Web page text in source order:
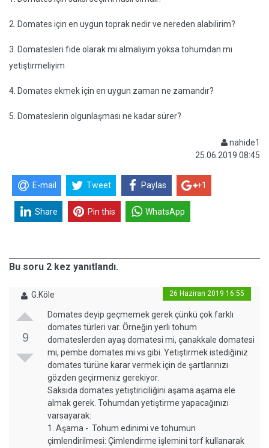
2. Domates için en uygun toprak nedir ve nereden alabilirim?
3. Domatesleri fide olarak mı almalıyım yoksa tohumdan mı
yetiştirmeliyim
4. Domates ekmek için en uygun zaman ne zamandır?
5. Domateslerin olgunlaşması ne kadar sürer?
nahide1
25.06.2019 08:45
E-mail Tweet Paylas +1
Share Pin this WhatsApp
Bu soru 2 kez yanıtlandı.
G.Köle 26 Haziran 2019 16:55
9
Domates deyip geçmemek gerek çünkü çok farklı
domates türleri var. Örneğin yerli tohum
domateslerden ayaş domatesi mi, çanakkale domatesi
mi, pembe domates mi vs gibi. Yetiştirmek istediğiniz
domates türüne karar vermek için de şartlarınızı
gözden geçirmeniz gerekiyor.
Saksıda domates yetiştiriciliğini aşama aşama ele
almak gerek. Tohumdan yetiştirme yapacağınızı
varsayarak:
1. Aşama - Tohum edinimi ve tohumun
çimlendirilmesi: Çimlendirme işlemini torf kullanarak